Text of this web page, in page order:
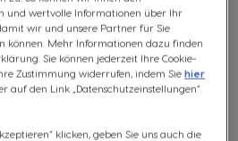
175 Punkte
Versand ab 30 €
und wertvolle Informationen über Ihr
wir und unsere Partner für Sie
können. Mehr Informationen dazu finden
Sie können jederzeit Ihre Cookie-
Zustimmung widerrufen, indem Siehier
auf den Link „Datenschutzeinstellungen“
klicken, geben Sie uns auch die